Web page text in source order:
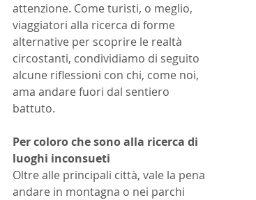
attenzione. Come turisti, o meglio,
viaggiatori alla ricerca di forme
alternative per scoprire le realtà
circostanti, condividiamo di seguito
alcune riflessioni con chi, come noi,
ama andare fuori dal sentiero
battuto.
Per coloro che sono alla ricerca di
luoghi inconsueti
Oltre alle principali città, vale la pena
andare in montagna o nei parchi